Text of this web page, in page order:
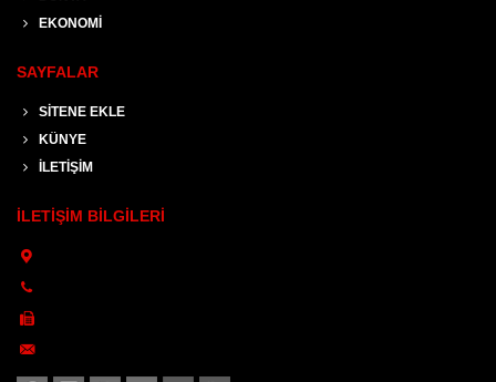
KÜNYE